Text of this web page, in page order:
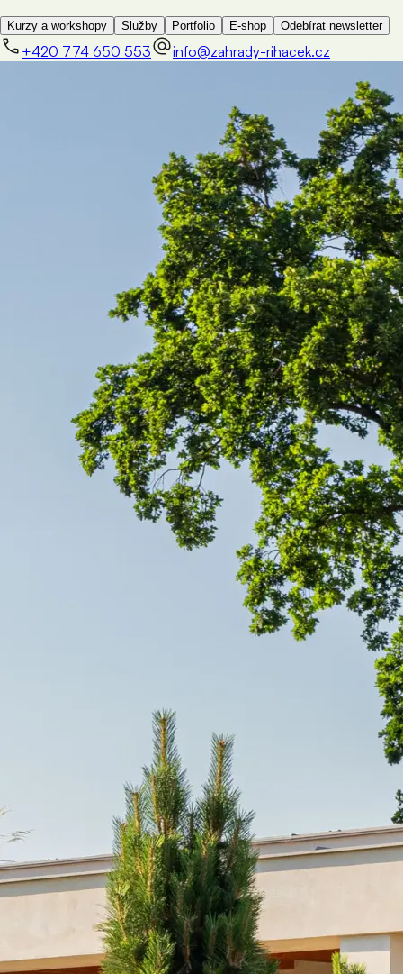
Kurzy a workshopy Služby Portfolio E-shop Odebírat newsletter
+420 774 650 553 info@zahrady-rihacek.cz